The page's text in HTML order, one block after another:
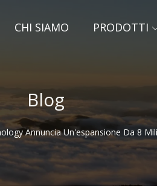
CHI SIAMO PRODOTTI
Blog
Annuncia Un'espansione Da 8